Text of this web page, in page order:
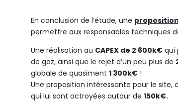
En conclusion de l’étude, une
permettre aux responsables techniques
Une réalisation au CAPEX de 2 600k€ qui
de gaz, ainsi que le rejet d’un peu plus de
globale de quasiment 1 300k€ !
Une proposition intéressante pour le site,
qui lui sont octroyées autour de 150k€.